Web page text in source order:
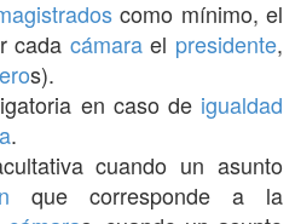
como mínimo, el
cada cámarael presidente,
s).
en caso de igualdad
.
cuando un asunto
que corresponde a la